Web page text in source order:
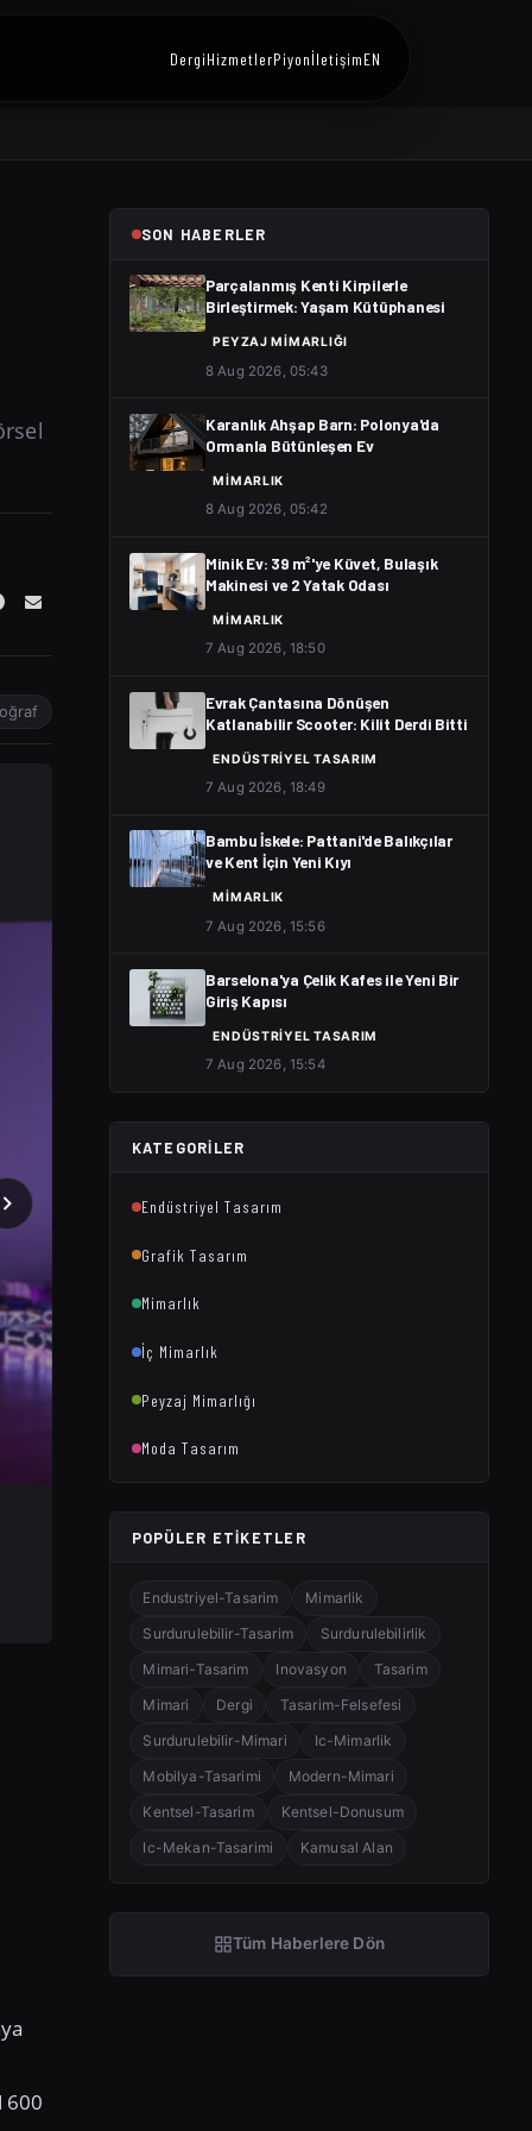
DergiHizmetlerPiyonİletişimEN
SON HABERLER
Parçalanmış Kenti Kirpilerle
Birleştirmek: Yaşam Kütüphanesi
PEYZAJ MIMARLIĞI
8 Aug 2026, 05:43
Karanlık Ahşap Barn: Polonya'da
Ormanla Bütünleşen Ev
MIMARLIK
8 Aug 2026, 05:42
Minik Ev: 39 m²'ye Küvet, Bulaşık
Makinesi ve 2 Yatak Odası
MIMARLIK
7 Aug 2026, 18:50
Evrak Çantasına Dönüşen
Katlanabilir Scooter: Kilit Derdi Bitti
ENDÜSTRIYEL TASARIM
7 Aug 2026, 18:49
Bambu İskele: Pattani'de Balıkçılar
ve Kent İçin Yeni Kıyı
MIMARLIK
7 Aug 2026, 15:56
Barselona'ya Çelik Kafes ile Yeni Bir
Giriş Kapısı
ENDÜSTRIYEL TASARIM
7 Aug 2026, 15:54
KATEGORILER
Endüstriyel Tasarım
Grafik Tasarım
Mimarlık
İç Mimarlık
Peyzaj Mimarlığı
Moda Tasarım
POPÜLER ETIKETLER
Endustriyel-Tasarim
Mimarlik
Surdurulebilir-Tasarim
Surdurulebilirlik
Mimari-Tasarim
Inovasyon
Tasarim
Mimari
Dergi
Tasarim-Felsefesi
Surdurulebilir-Mimari
Ic-Mimarlik
Mobilya-Tasarimi
Modern-Mimari
Kentsel-Tasarim
Kentsel-Donusum
Ic-Mekan-Tasarimi
Kamusal Alan
Tüm Haberlere Dön